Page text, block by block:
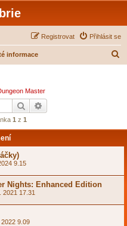
Přihlásit se
Registrovat
informace
Master
Hledat
1 z 1
9.15
Nights: Enhanced Edition
2021 17.31
2022 9.09